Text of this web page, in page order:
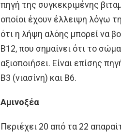
πηγή της συγκεκριμένης
οποίοι έχουν έλλειψη λόγω
ότι η λήψη αλόης μπορεί να
Β12, που σημαίνει ότι το
αξιοποιήσει. Είναι επίσης
Β3 (νιασίνη) και Β6.
Αμινοξέα
Περιέχει 20 από τα 22